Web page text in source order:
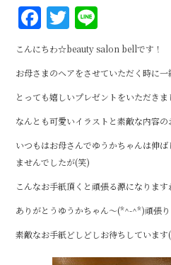
F
a
c
e
b
o
o
k
T
w
it
te
r
n
e
こんにちわ☆beauty salon bellです！
お母さまのヘアをさせていただく時に
とっても嬉しいプレゼントをいただき
なんとも可愛いイラストと素敵な内容
いつもはお母さんでゆうかちゃんは伸
ませんでしたが(笑)
こんなお手紙頂くと頑張る源になりま
ありがとうゆうかちゃん～(*^-^*)頑張り
素敵なお手紙どしどしお待ちしていま